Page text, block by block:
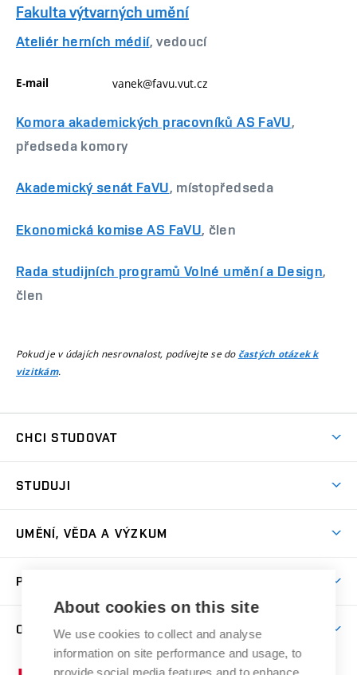
Fakulta výtvarných umění
Ateliér herních médií, vedoucí
E-mail vanek@favu.vut.cz
Komora akademických pracovníků AS FaVU,
předseda komory
Akademický senát FaVU, místopředseda
Ekonomická komise AS FaVU, člen
Rada studijních programů Volné umění a Design,
člen
Pokud je v údajích nesrovnalost, podívejte se do častých otázek k
vizitkám.
CHCI STUDOVAT
Přijímačky
Dny otevřených dveří
Přípravné kurzy
Studium bez bariér
Katedra teorií a dějin umění
Kabinety a dílny
STUDUJI
Časový plán studia
Studijní předpisy a formuláře
Studium a stáže v zahraničí
Rezidenční pobyty
UMĚNÍ, VĚDA A VÝZKUM
Publikační činnost
Projekty
PRO VEŘEJNOST
Letní školy a semestrální kurzy
Nakladatelská a vydavatelská činnost
Research Catalogue
O FAKULTĚ
Aktuality
About cookies on this site
We use cookies to collect and analyse
information on site performance and usage, to
provide social media features and to enhance